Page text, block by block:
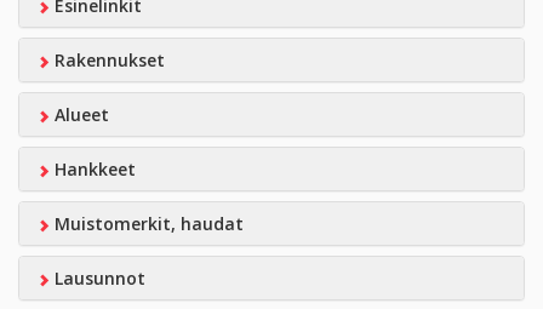
Esinelinkit
Rakennukset
Alueet
Hankkeet
Muistomerkit, haudat
Lausunnot